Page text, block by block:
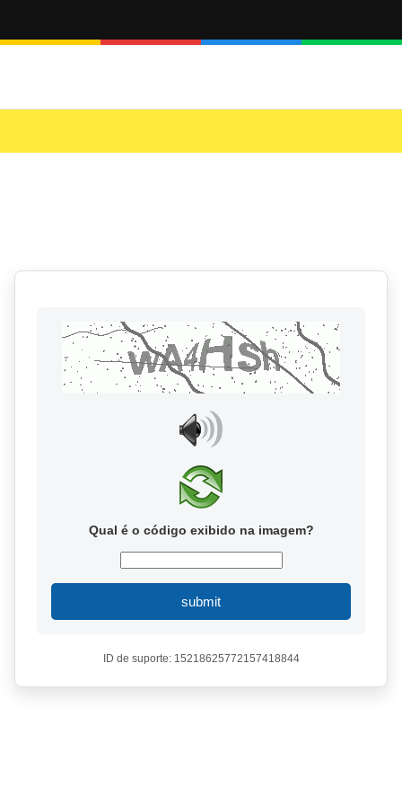
Qual é o código exibido na imagem?
submit
ID de suporte: 15218625772157418844